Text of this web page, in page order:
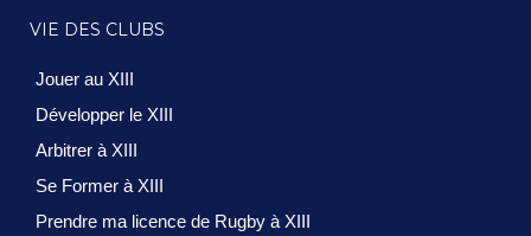
VIE DES CLUBS
Jouer au XIII
Développer le XIII
Arbitrer à XIII
Se Former à XIII
Prendre ma licence de Rugby à XIII